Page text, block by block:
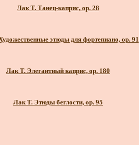
Лак Т. Танец-каприс, ор. 28
этюды для фортепиано, ор. 91
Лак Т. Элегантный каприс, ор. 180
Лак Т. Этюды беглости, ор. 95